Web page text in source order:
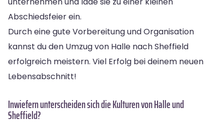
Abschiedsfeier ein.
Durch eine gute Vorbereitung und Organisation
kannst du den Umzug von Halle nach Sheffield
erfolgreich meistern. Viel Erfolg bei deinem neuen
Lebensabschnitt!
Inwiefern unterscheiden sich die Kulturen von Halle und
Sheffield?